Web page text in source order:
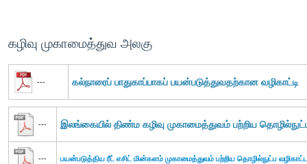
கழிவு முகாமைத்துவ அலகு
--- கல்நாரைப் பாதுகாப்பாகப் பயன்படுத்துவதற்கான வழிகாட்டி
--- இலங்கையில் திண்ம கழிவு முகாமைத்துவம் பற்றிய
--- பயன்படுத்திய ரீட் எசிட் மின்களம் முகாமைத்துவம் பற்றிய தொழில்நுட்ப